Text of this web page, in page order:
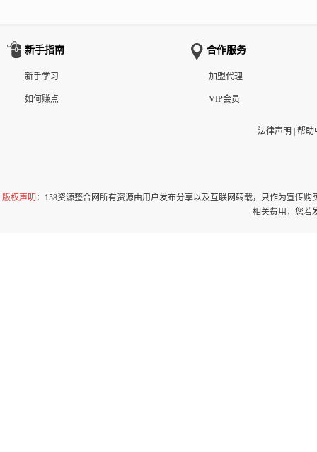
新手指南
新手学习
如何赚点
合作服务
加盟代理
VIP会员
法律声明 帮助
版权声明 ：158资源整合网所有资源由用户发布分享以及互联网转载，只作为宣传
相关费用，您若